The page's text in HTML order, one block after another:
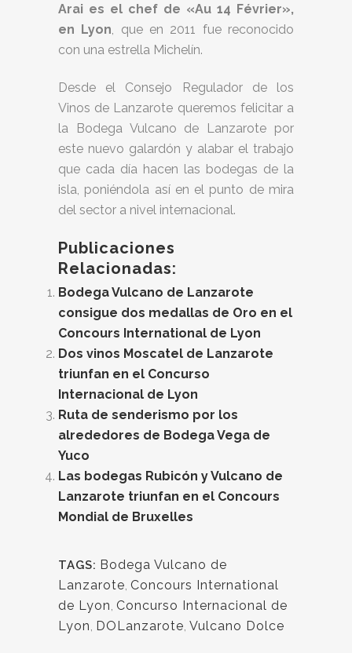
Arai es el chef de «Au 14 Février»,
en Lyon, que en 2011 fue reconocido
con una estrella Michelín.
Desde el Consejo Regulador de los
Vinos de Lanzarote queremos felicitar a
la Bodega Vulcano de Lanzarote por
este nuevo galardón y alabar el trabajo
que cada día hacen las bodegas de la
isla, poniéndola así en el punto de mira
del sector a nivel internacional.
Publicaciones
Relacionadas:
Bodega Vulcano de Lanzarote
consigue dos medallas de Oro en el
Concours International de Lyon
Dos vinos Moscatel de Lanzarote
triunfan en el Concurso
Internacional de Lyon
Ruta de senderismo por los
alrededores de Bodega Vega de
Yuco
Las bodegas Rubicón y Vulcano de
Lanzarote triunfan en el Concours
Mondial de Bruxelles
TAGS: Bodega Vulcano de
Lanzarote, Concours International
de Lyon, Concurso Internacional de
Lyon, DOLanzarote, Vulcano Dolce